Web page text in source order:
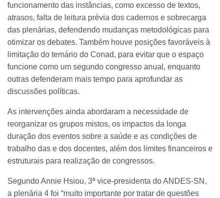
funcionamento das instâncias, como excesso de textos,
atrasos, falta de leitura prévia dos cadernos e sobrecarga
das plenárias, defendendo mudanças metodológicas para
otimizar os debates. Também houve posições favoráveis à
limitação do temário do Conad, para evitar que o espaço
funcione como um segundo congresso anual, enquanto
outras defenderam mais tempo para aprofundar as
discussões políticas.
As intervenções ainda abordaram a necessidade de
reorganizar os grupos mistos, os impactos da longa
duração dos eventos sobre a saúde e as condições de
trabalho das e dos docentes, além dos limites financeiros e
estruturais para realização de congressos.
Segundo Annie Hsiou, 3ª vice-presidenta do ANDES-SN,
a plenária 4 foi “muito importante por tratar de questões